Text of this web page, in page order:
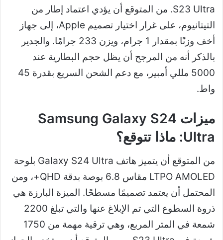
S23 Ultra. من المتوقع أن يؤدي اعتماد إطار من
التيتانيوم، على غرار اختيار تصميم Apple، إلى جهاز
أخف وزنًا بمقدار 1 جرام، ويزن 233 جرامًا. والجدير
بالذكر أنه من المرجح أن يظل حجم البطارية عند
5000 مللي أمبير، مع دعم الشحن السريع بقدرة 45
واط.
ميزات Samsung Galaxy S24
Ultra: ماذا تتوقع؟
من المتوقع أن يتميز هاتف Galaxy S24 Ultra بلوحة
LTPO AMOLED مقاس 6.8 بوصة بدقة QHD+، ومن
المحتمل أن يعتمد تصميمًا مسطحًا. الميزة البارزة هي
ذروة السطوع التي تم الإبلاغ عنها والتي تبلغ 2200
شمعة في المتر المربع، وهي ترقية مهمة من 1750